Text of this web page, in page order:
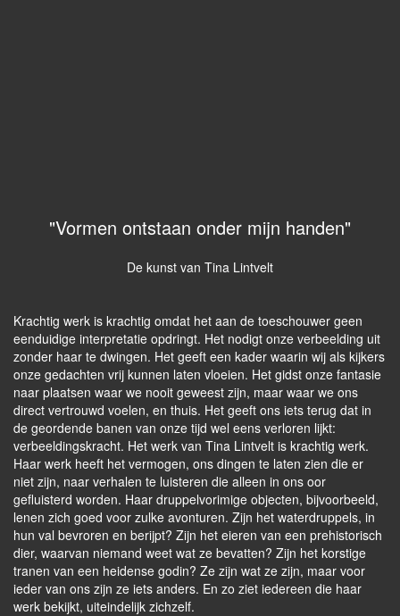
"Vormen ontstaan onder mijn handen"
De kunst van Tina Lintvelt
Krachtig werk is krachtig omdat het aan de toeschouwer geen
eenduidige interpretatie opdringt. Het nodigt onze verbeelding uit
zonder haar te dwingen. Het geeft een kader waarin wij als kijkers
onze gedachten vrij kunnen laten vloeien. Het gidst onze fantasie
naar plaatsen waar we nooit geweest zijn, maar waar we ons
direct vertrouwd voelen, en thuis. Het geeft ons iets terug dat in
de geordende banen van onze tijd wel eens verloren lijkt:
verbeeldings­kracht. Het werk van Tina Lintvelt is krachtig werk.
Haar werk heeft het vermogen, ons dingen te laten zien die er
niet zijn, naar verhalen te luisteren die alleen in ons oor
gefluisterd worden. Haar druppelvorimige objecten, bijvoorbeeld,
lenen zich goed voor zulke avonturen. Zijn het waterdruppels, in
hun val bevroren en berijpt? Zijn het eieren van een prehistorisch
dier, waarvan niemand weet wat ze bevatten? Zijn het korstige
tranen van een heidense godin? Ze zijn wat ze zijn, maar voor
ieder van ons zijn ze iets anders. En zo ziet iedereen die haar
werk bekijkt, uiteindelijk zichzelf.